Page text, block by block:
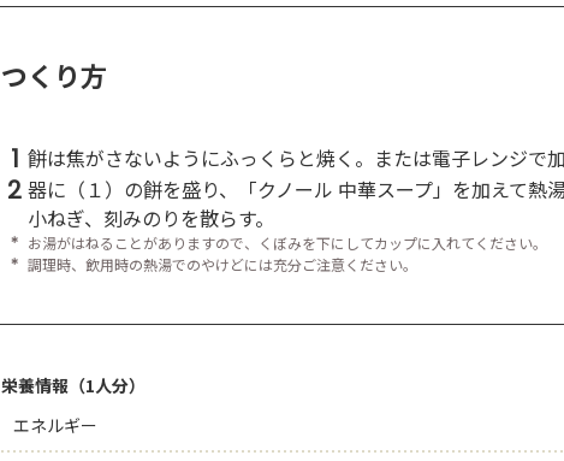
つくり方
1 餅は焦がさないようにふっくらと焼く。または電子レンジで
2 器に（１）の餅を盛り、「クノール 中華スープ」を加えて熱
小ねぎ、刻みのりを散らす。
＊ お湯がはねることがありますので、くぼみを下にしてカップに入れてください。
＊ 調理時、飲用時の熱湯でのやけどには充分ご注意ください。
栄養情報（1人分）
エネルギー